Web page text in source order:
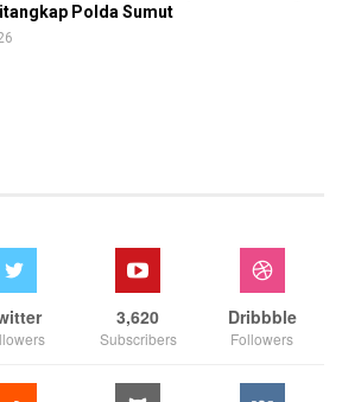
Polda Sumut
3,620
Subscribers
Dribbble
Followers